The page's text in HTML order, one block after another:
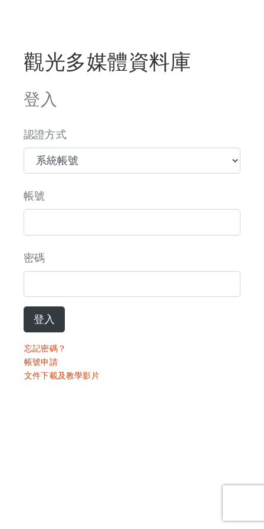
觀光多媒體資料庫
登入
認證方式
帳號
密碼
登入
忘記密碼？
帳號申請
文件下載及教學影片